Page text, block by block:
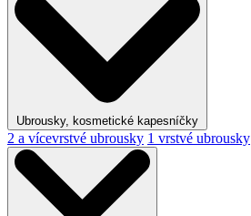
Ubrousky, kosmetické kapesníčky
2 a vícevrstvé ubrousky 1 vrstvé ubrousky